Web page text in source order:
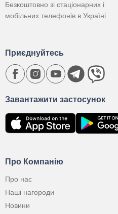
Безкоштовно зі стаціонарних і
мобільних телефонів в Україні
Про Компанію
Про нас
Наші нагороди
Новини
Завантажити застосунок
Приєднуйтесь